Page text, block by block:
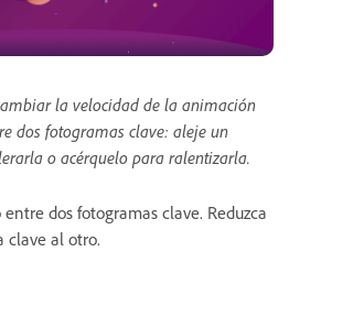
la velocidad de la animación
dos fotogramas clave: aleje un
o acérquelo para ralentizarla.
dos fotogramas clave. Reduzca
clave al otro.